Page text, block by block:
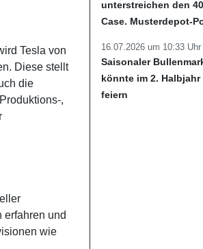
Tesla von
Diese stellt
die
,
erfahren und
wie
unterstreichen den
Case. Musterdepot-
16.07.2026 um 10:33 Uhr |
Saisonaler
könnte im 2.
feiern